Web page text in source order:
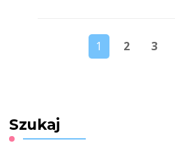
1 2 3
Szukaj